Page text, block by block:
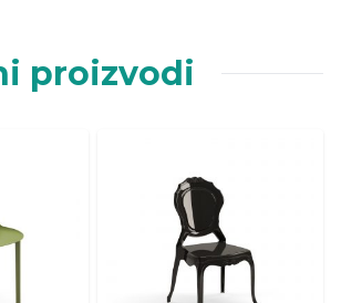
proizvodi